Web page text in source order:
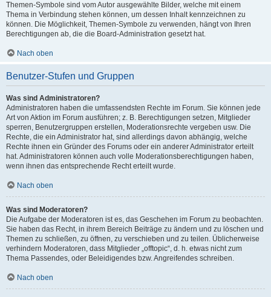
Themen-Symbole sind vom Autor ausgewählte Bilder, welche mit einem
Thema in Verbindung stehen können, um dessen Inhalt kennzeichnen zu
können. Die Möglichkeit, Themen-Symbole zu verwenden, hängt von Ihren
Berechtigungen ab, die die Board-Administration gesetzt hat.
Nach oben
Benutzer-Stufen und Gruppen
Was sind Administratoren?
Administratoren haben die umfassendsten Rechte im Forum. Sie können jede
Art von Aktion im Forum ausführen; z. B. Berechtigungen setzen, Mitglieder
sperren, Benutzergruppen erstellen, Moderationsrechte vergeben usw. Die
Rechte, die ein Administrator hat, sind allerdings davon abhängig, welche
Rechte ihnen ein Gründer des Forums oder ein anderer Administrator erteilt
hat. Administratoren können auch volle Moderationsberechtigungen haben,
wenn ihnen das entsprechende Recht erteilt wurde.
Nach oben
Was sind Moderatoren?
Die Aufgabe der Moderatoren ist es, das Geschehen im Forum zu beobachten.
Sie haben das Recht, in ihrem Bereich Beiträge zu ändern und zu löschen und
Themen zu schließen, zu öffnen, zu verschieben und zu teilen. Üblicherweise
verhindern Moderatoren, dass Mitglieder „offtopic“, d. h. etwas nicht zum
Thema Passendes, oder Beleidigendes bzw. Angreifendes schreiben.
Nach oben